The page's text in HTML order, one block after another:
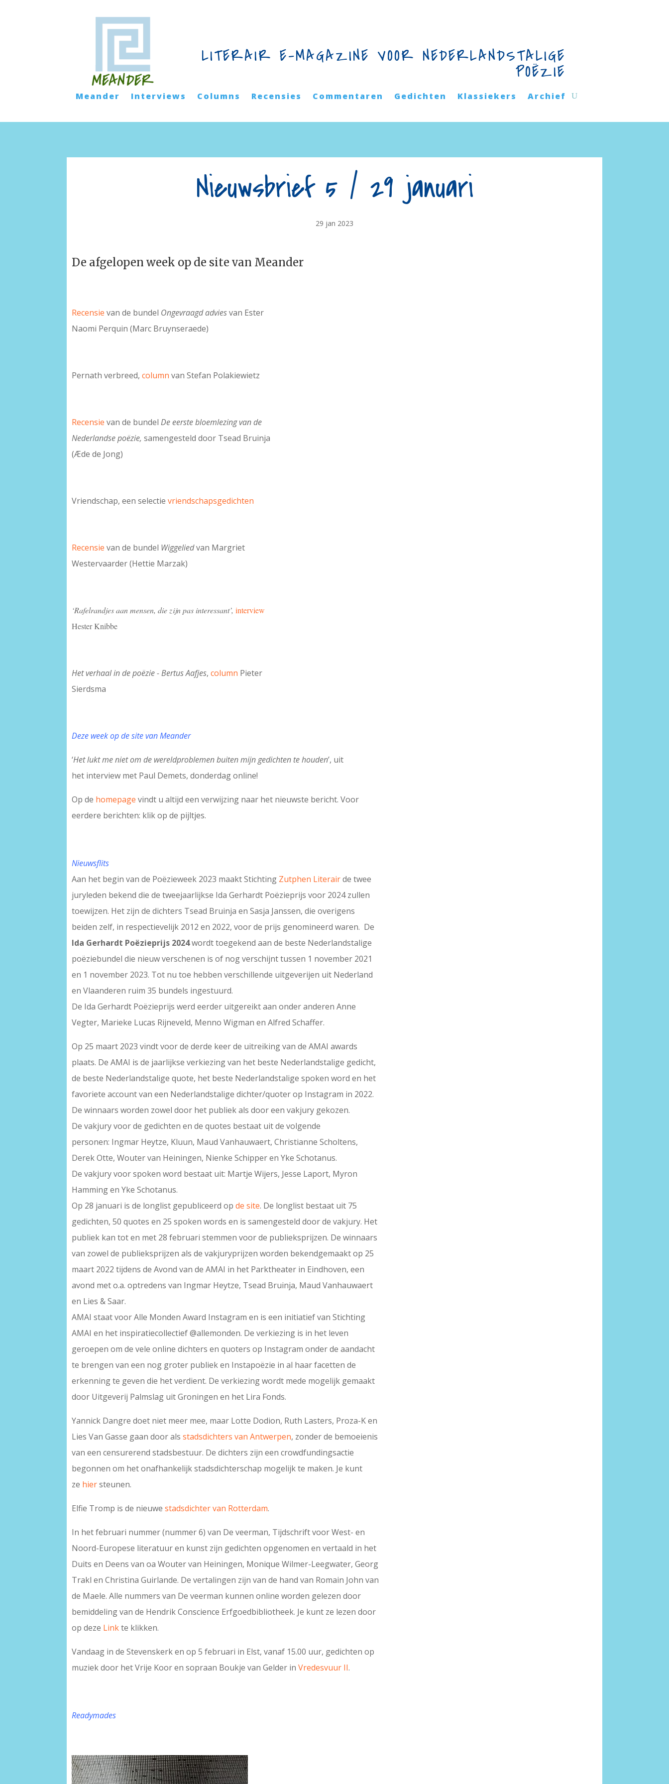
LITERAIR E-MAGAZINE VOOR NEDERLANDSTALIGE
POËZIE
Meander Interviews Columns Recensies Commentaren Gedichten Klassiekers Archief
Nieuwsbrief 5 / 29 januari
29 jan 2023
De afgelopen week op de site van Meander
Recensie van de bundel Ongevraagd adviesvan Ester
Naomi Perquin (Marc Bruynseraede)
Pernath verbreed,column van Stefan Polakiewietz
Recensievan de bundelDe eerste bloemlezing van de
Nederlandse poëzie,samengesteld door Tsead Bruinja
(Æde de Jong)
Vriendschap, een selectievriendschapsgedichten
Recensie van de bundel Wiggeliedvan Margriet
Westervaarder (Hettie Marzak)
‘Rafelrandjes aan mensen, die zijn pas interessant’,interview
Hester Knibbe
Het verhaal in de poëzie - Bertus Aafjes,column Pieter
Sierdsma
Deze week op de site van Meander
‘Het lukt me niet om de wereldproblemen buiten mijn gedichten te houden’, uit
het interview met Paul Demets, donderdag online!
Op de homepage vindt u altijd een verwijzing naar het nieuwste bericht. Voor
eerdere berichten: klik op de pijltjes.
Nieuwsflits
Aan het begin van de Poëzieweek 2023 maakt Stichting Zutphen Literairde twee
juryleden bekend die de tweejaarlijkse Ida Gerhardt Poëzieprijs voor 2024 zullen
toewijzen. Het zijn de dichters Tsead Bruinja en Sasja Janssen, die overigens
beiden zelf, in respectievelijk 2012 en 2022, voor de prijs genomineerd waren. De
Ida Gerhardt Poëzieprijs 2024wordt toegekend aan de beste Nederlandstalige
poëziebundel die nieuw verschenen is of nog verschijnt tussen 1 november 2021
en 1 november 2023. Tot nu toe hebben verschillende uitgeverijen uit Nederland
en Vlaanderen ruim 35 bundels ingestuurd.
De Ida Gerhardt Poëzieprijs werd eerder uitgereikt aan onder anderen Anne
Vegter, Marieke Lucas Rijneveld, Menno Wigman en Alfred Schaffer.
Op 25 maart 2023 vindt voor de derde keer de uitreiking van de AMAI awards
plaats. De AMAI is de jaarlijkse verkiezing van het beste Nederlandstalige gedicht,
de beste Nederlandstalige quote, het beste Nederlandstalige spoken word en het
favoriete account van een Nederlandstalige dichter/quoter op Instagram in 2022.
De winnaars worden zowel door het publiek als door een vakjury gekozen.
De vakjury voor de gedichten en de quotes bestaat uit de volgende
personen: Ingmar Heytze, Kluun, Maud Vanhauwaert, Christianne Scholtens,
Derek Otte, Wouter van Heiningen, Nienke Schipper en Yke Schotanus.
De vakjury voor spoken word bestaat uit: Martje Wijers, Jesse Laport, Myron
Hamming en Yke Schotanus.
Op 28 januari is de longlist gepubliceerd opde site. De longlist bestaat uit 75
gedichten, 50 quotes en 25 spoken words en is samengesteld door de vakjury. Het
publiek kan tot en met 28 februari stemmen voor de publieksprijzen. De winnaars
van zowel de publieksprijzen als de vakjuryprijzen worden bekendgemaakt op 25
maart 2022 tijdens de Avond van de AMAI in het Parktheater in Eindhoven, een
avond met o.a. optredens van Ingmar Heytze, Tsead Bruinja, Maud Vanhauwaert
en Lies & Saar.
AMAI staat voor Alle Monden Award Instagram en is een initiatief van Stichting
AMAI en het inspiratiecollectief @allemonden. De verkiezing is in het leven
geroepen om de vele online dichters en quoters op Instagram onder de aandacht
te brengen van een nog groter publiek en Instapoëzie in al haar facetten de
erkenning te geven die het verdient. De verkiezing wordt mede mogelijk gemaakt
door Uitgeverij Palmslag uit Groningen en het Lira Fonds.
Yannick Dangre doet niet meer mee, maar Lotte Dodion, Ruth Lasters, Proza-K en
Lies Van Gasse gaan door alsstadsdichters van Antwerpen, zonder de bemoeienis
van een censurerend stadsbestuur. De dichters zijn een crowdfundingsactie
begonnen om het onafhankelijk stadsdichterschap mogelijk te maken. Je kunt
ze hiersteunen.
Elfie Tromp is de nieuwestadsdichter van Rotterdam.
In het februari nummer (nummer 6) van De veerman, Tijdschrift voor West- en
Noord-Europese literatuur en kunst zijn gedichten opgenomen en vertaald in het
Duits en Deens van oa Wouter van Heiningen, Monique Wilmer-Leegwater, Georg
Trakl en Christina Guirlande. De vertalingen zijn van de hand van Romain John van
de Maele. Alle nummers van De veerman kunnen online worden gelezen door
bemiddeling van de Hendrik Conscience Erfgoedbibliotheek. Je kunt ze lezen door
op deze Linkte klikken.
Vandaag in de Stevenskerk en op 5 februari in Elst, vanaf 15.00 uur, gedichten op
muziek door het Vrije Koor en sopraan Boukje van Gelder inVredesvuur II.
Readymades